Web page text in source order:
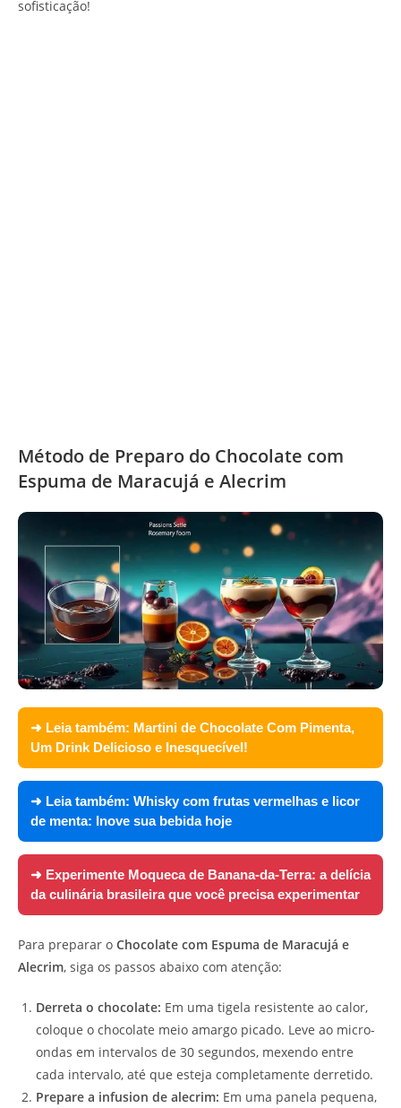
sofisticação!
Método de Preparo do Chocolate com
Espuma de Maracujá e Alecrim
➜ Leia também: Martini de Chocolate Com Pimenta,
Um Drink Delicioso e Inesquecível!
➜ Leia também: Whisky com frutas vermelhas e licor
de menta: Inove sua bebida hoje
➜ Experimente Moqueca de Banana-da-Terra: a delícia
da culinária brasileira que você precisa experimentar
Para preparar o Chocolate com Espuma de Maracujá e
Alecrim, siga os passos abaixo com atenção:
Derreta o chocolate: Em uma tigela resistente ao calor,
coloque o chocolate meio amargo picado. Leve ao micro-
ondas em intervalos de 30 segundos, mexendo entre
cada intervalo, até que esteja completamente derretido.
Prepare a infusion de alecrim: Em uma panela pequena,